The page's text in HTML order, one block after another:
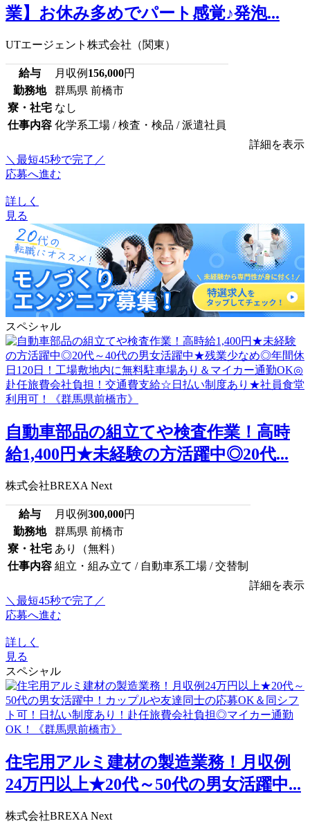
業】お休み多めでパート感覚♪発泡...
UTエージェント株式会社（関東）
給与 月収例 156,000円
勤務地
群馬県 前橋市
寮・社宅 なし
仕事内容 化学系工場 / 検査・検品 / 派遣社員
詳細を表示
＼最短45秒で完了／
応募へ進む
詳しく
見る
スペシャル
自動車部品の組立てや検査作業！高時
給1,400円★未経験の方活躍中◎20代...
株式会社BREXA Next
給与 月収例300,000円
勤務地
群馬県 前橋市
寮・社宅 あり（無料）
仕事内容 組立・組み立て / 自動車系工場 / 交替制
詳細を表示
＼最短45秒で完了／
応募へ進む
詳しく
見る
スペシャル
住宅用アルミ建材の製造業務！月収例
24万円以上★20代～50代の男女活躍中...
株式会社BREXA Next